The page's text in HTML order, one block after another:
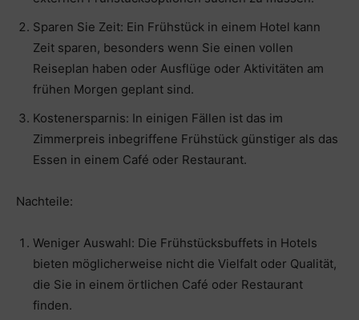
Sparen Sie Zeit: Ein Frühstück in einem Hotel kann
Zeit sparen, besonders wenn Sie einen vollen
Reiseplan haben oder Ausflüge oder Aktivitäten am
frühen Morgen geplant sind.
Kostenersparnis: In einigen Fällen ist das im
Zimmerpreis inbegriffene Frühstück günstiger als das
Essen in einem Café oder Restaurant.
Nachteile:
Weniger Auswahl: Die Frühstücksbuffets in Hotels
bieten möglicherweise nicht die Vielfalt oder Qualität,
die Sie in einem örtlichen Café oder Restaurant
finden.